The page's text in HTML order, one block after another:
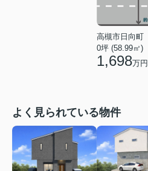
高槻市日向町
0坪 (58.99㎡)
1,698万円
よく見られている物件